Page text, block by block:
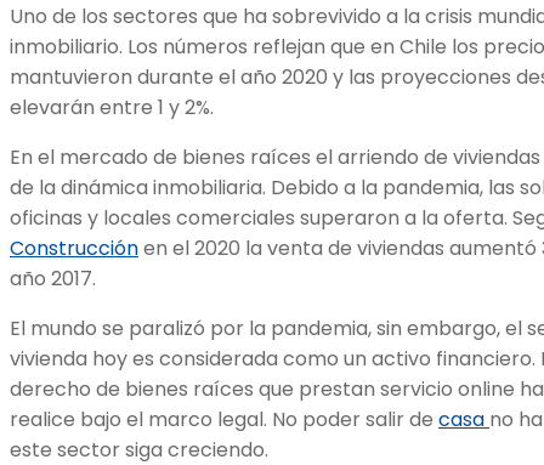
Uno de los sectores que ha sobrevivido a la crisis
inmobiliario. Los números reflejan que en Chile los
mantuvieron durante el año 2020 y las proyecciones
elevarán entre 1 y 2%.
En el mercado de bienes raíces el arriendo de
de la dinámica inmobiliaria. Debido a la pandemia, las
oficinas y locales comerciales superaron a la oferta.
Construcciónen el 2020 la venta de viviendas aumentó
año 2017.
El mundo se paralizó por la pandemia, sin embargo, el
vivienda hoy es considerada como un activo
derecho de bienes raíces que prestan servicio online
realice bajo el marco legal. No poder salir de casa no
este sector siga creciendo.